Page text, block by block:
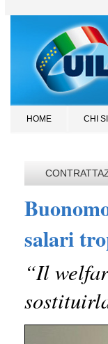
HOME CHI
salari
“Il